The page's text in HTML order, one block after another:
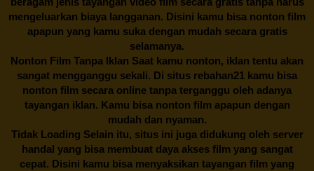
mengeluarkan biaya langganan. Disini kamu bisa nonton film
apapun yang kamu suka dengan mudah secara gratis
selamanya.
Nonton Film Tanpa Iklan Saat kamu nonton, iklan tentu akan
sangat mengganggu sekali. Di situs rebahan21 kamu bisa
nonton film secara online tanpa terganggu oleh adanya
tayangan iklan. Kamu bisa nonton film apapun dengan
mudah dan nyaman.
Tidak Loading Selain itu, situs ini juga didukung oleh server
handal yang bisa membuat daya akses film yang sangat
cepat. Disini kamu bisa menyaksikan tayangan film yang